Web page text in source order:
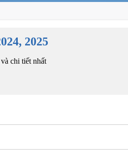
2025
chi tiết nhất